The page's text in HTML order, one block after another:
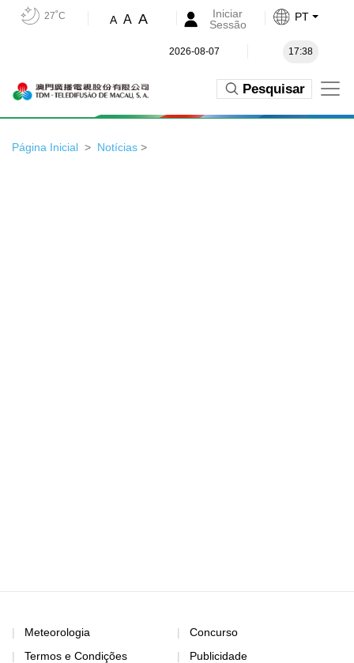
27˚C A A A
Iniciar
Sessão
PT
2026-08-07 17:38
Pesquisar
Página Inicial Notícias >
Meteorologia
Termos e Condições
Concurso
Publicidade